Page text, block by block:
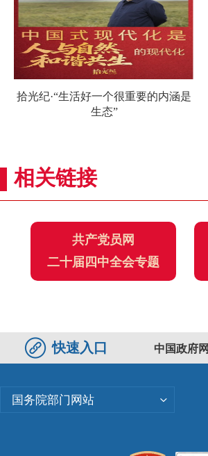
拾光纪·“生活好一个很重要的内涵是
生态”
相关链接
共产党员网
二十届四中全会专题
快速入口 中国政府网
国务院部门网站